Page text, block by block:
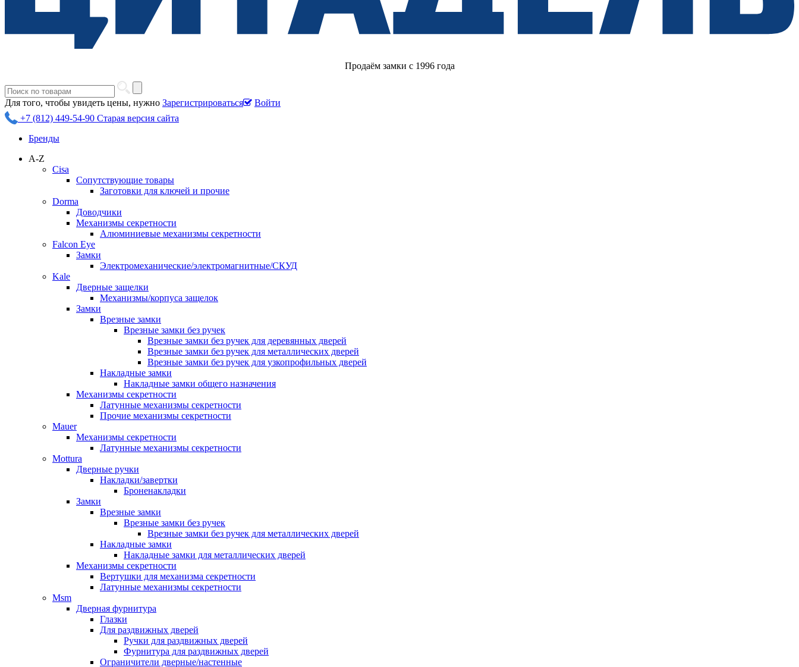
Продаём замки с 1996 года
Для того, чтобы увидеть цены, нужно Зарегистрироваться
Войти
+7 (812) 449-54-90 Старая версия сайта
Бренды
A-Z
Cisa
Сопутствующие товары
Заготовки для ключей и прочие
Dorma
Доводчики
Механизмы секретности
Алюминиевые механизмы секретности
Falcon Eye
Замки
Электромеханические/электромагнитные/СКУД
Kale
Дверные защелки
Механизмы/корпуса защелок
Замки
Врезные замки
Врезные замки без ручек
Врезные замки без ручек для деревянных дверей
Врезные замки без ручек для металлических дверей
Врезные замки без ручек для узкопрофильных дверей
Накладные замки
Накладные замки общего назначения
Механизмы секретности
Латунные механизмы секретности
Прочие механизмы секретности
Mauer
Механизмы секретности
Латунные механизмы секретности
Mottura
Дверные ручки
Накладки/завертки
Броненакладки
Замки
Врезные замки
Врезные замки без ручек
Врезные замки без ручек для металлических дверей
Накладные замки
Накладные замки для металлических дверей
Механизмы секретности
Вертушки для механизма секретности
Латунные механизмы секретности
Msm
Дверная фурнитура
Глазки
Для раздвижных дверей
Ручки для раздвижных дверей
Фурнитура для раздвижных дверей
Ограничители дверные/настенные